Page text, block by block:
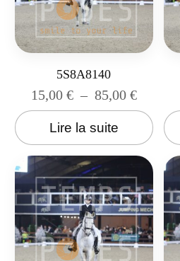
5S8A8140
15,00 € – 85,00 €
Lire la suite